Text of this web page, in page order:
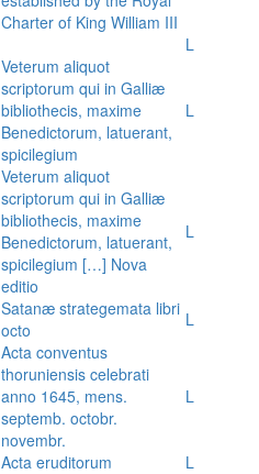
Charter of King William III
L
Veterum aliquot
scriptorum qui in Galliæ
bibliothecis, maxime
Benedictorum, latuerant,
spicilegium
L
Veterum aliquot
scriptorum qui in Galliæ
bibliothecis, maxime
Benedictorum, latuerant,
spicilegium […] Nova
editio
L
Satanæ strategemata libri
octo
L
Acta conventus
thoruniensis celebrati
anno 1645, mens.
septemb. octobr.
novembr.
L
Acta eruditorum
L